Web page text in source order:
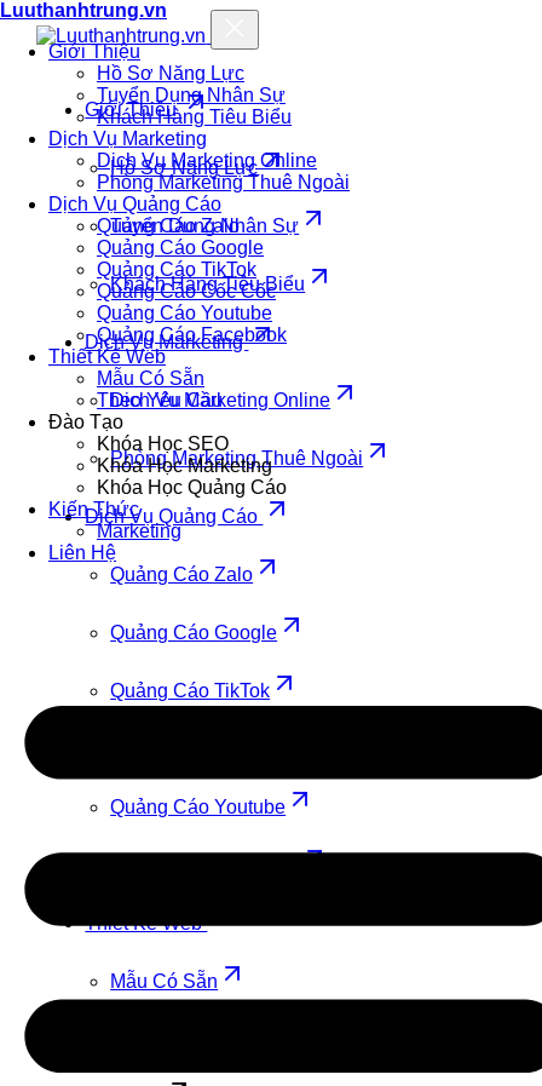
Luuthanhtrung.vn
Giới Thiệu
Hồ Sơ Năng Lực
Tuyển Dụng Nhân Sự
Khách Hàng Tiêu Biểu
Dịch Vụ Marketing
Dịch Vụ Marketing Online
Phòng Marketing Thuê Ngoài
Dịch Vụ Quảng Cáo
Quảng Cáo Zalo
Quảng Cáo Google
Quảng Cáo TikTok
Quảng Cáo Cốc Cốc
Quảng Cáo Youtube
Quảng Cáo Facebook
Thiết Kế Web
Mẫu Có Sẵn
Theo Yêu Cầu
Đào Tạo
Khóa Học SEO
Khóa Học Marketing
Khóa Học Quảng Cáo
Kiến Thức
Marketing
Liên Hệ
Giới Thiệu
Hồ Sơ Năng Lực
Tuyển Dụng Nhân Sự
Khách Hàng Tiêu Biểu
Dịch Vụ Marketing
Dịch Vụ Marketing Online
Phòng Marketing Thuê Ngoài
Dịch Vụ Quảng Cáo
Quảng Cáo Zalo
Quảng Cáo Google
Quảng Cáo TikTok
Quảng Cáo Youtube
Thiết Kế Web
Mẫu Có Sẵn